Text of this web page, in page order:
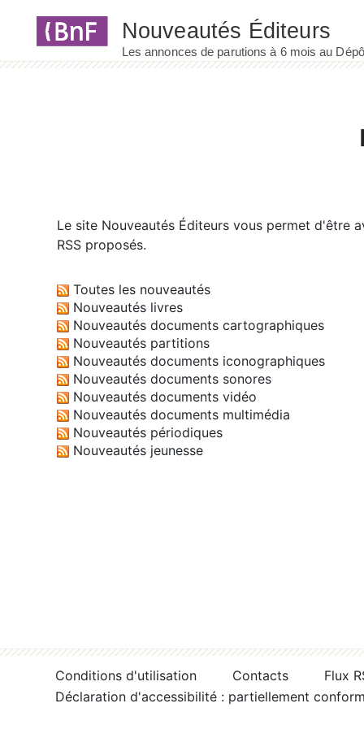
Le site Nouveautés Éditeurs vous permet d'être
RSS proposés.
Toutes les nouveautés
Nouveautés livres
Nouveautés documents cartographiques
Nouveautés partitions
Nouveautés documents iconographiques
Nouveautés documents sonores
Nouveautés documents vidéo
Nouveautés documents multimédia
Nouveautés périodiques
Nouveautés jeunesse
Conditions d'utilisation Contacts
Flux
Déclaration d'accessibilité : partiellement